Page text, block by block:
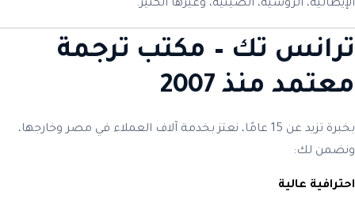
الإيطالية، الروسية، الصينية، وغيرها الكثير.
ترانس تك – مكتب ترجمة
معتمد منذ 2007
بخبرة تزيد عن 15 عامًا، نعتز بخدمة آلاف العملاء في مصر وخارجها،
ونضمن لك:
احترافية عالية